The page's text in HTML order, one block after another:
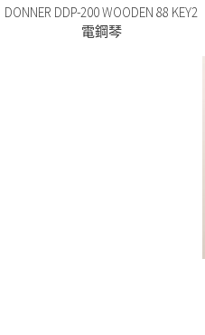
DONNER DDP-200 WOODEN 88 KEY2
電鋼琴